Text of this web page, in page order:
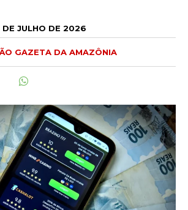
DE JULHO DE 2026
GAZETA DA AMAZÔNIA